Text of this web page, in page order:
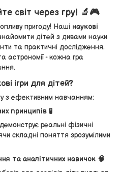
світ через гру! 🔬🎮
пригоду! Наші наукові
дітей з дивами науки
та практичні дослідження.
астрономії - кожна гра
ігри для дітей?
з ефективним навчанням:
принципів 🧪
реальні фізичні
складні поняття зрозумілими
та аналітичних навичок 🧠